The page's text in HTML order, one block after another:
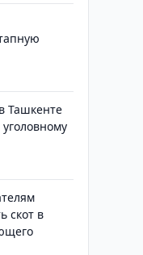
Ташкенте
скот в